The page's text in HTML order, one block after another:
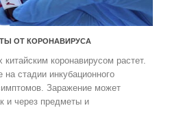
ОТ КОРОНАВИРУСА
коронавирусом растет.
стадии инкубационного
Заражение может
и через предметы и